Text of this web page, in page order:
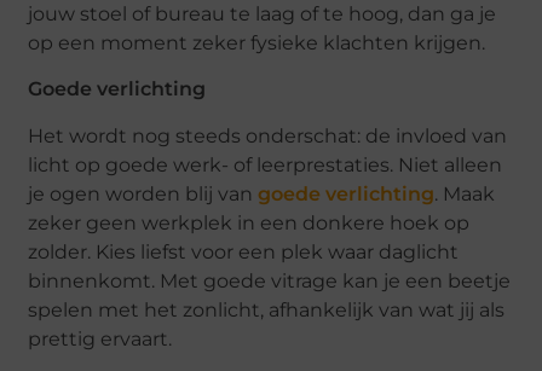
jouw stoel of bureau te laag of te hoog, dan ga je
op een moment zeker fysieke klachten krijgen.
Goede verlichting
Het wordt nog steeds onderschat: de invloed van
licht op goede werk- of leerprestaties. Niet alleen
je ogen worden blij vangoede verlichting. Maak
zeker geen werkplek in een donkere hoek op
zolder. Kies liefst voor een plek waar daglicht
binnenkomt. Met goede vitrage kan je een beetje
spelen met het zonlicht, afhankelijk van wat jij als
prettig ervaart.